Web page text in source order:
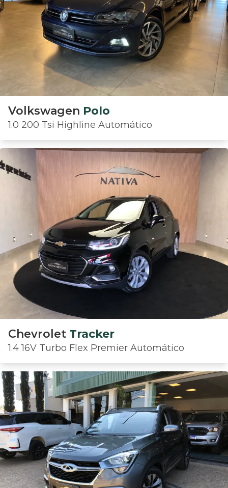
Volkswagen Polo
1.0 200 Tsi Highline Automático
Chevrolet Tracker
1.4 16V Turbo Flex Premier Automático